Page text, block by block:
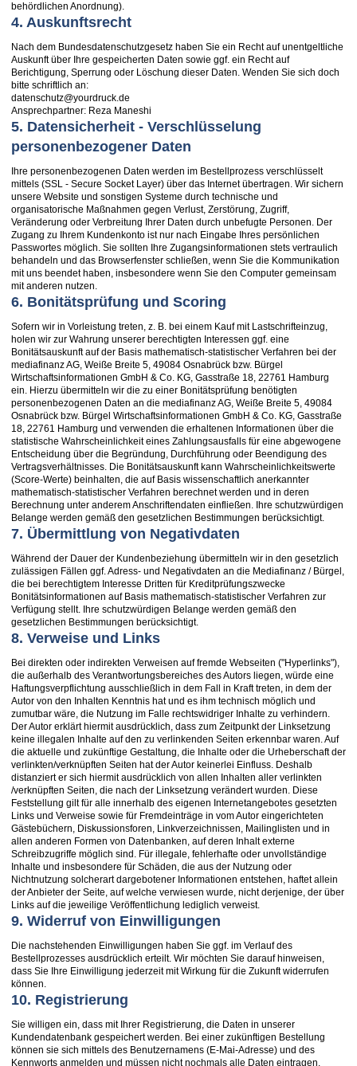
behördlichen Anordnung).
4. Auskunftsrecht
Nach dem Bundesdatenschutzgesetz haben Sie ein Recht auf unentgeltliche
Auskunft über Ihre gespeicherten Daten sowie ggf. ein Recht auf
Berichtigung, Sperrung oder Löschung dieser Daten. Wenden Sie sich doch
bitte schriftlich an:
datenschutz@yourdruck.de
Ansprechpartner: Reza Maneshi
5. Datensicherheit - Verschlüsselung
personenbezogener Daten
Ihre personenbezogenen Daten werden im Bestellprozess verschlüsselt
mittels (SSL - Secure Socket Layer) über das Internet übertragen. Wir sichern
unsere Website und sonstigen Systeme durch technische und
organisatorische Maßnahmen gegen Verlust, Zerstörung, Zugriff,
Veränderung oder Verbreitung Ihrer Daten durch unbefugte Personen. Der
Zugang zu Ihrem Kundenkonto ist nur nach Eingabe Ihres persönlichen
Passwortes möglich. Sie sollten Ihre Zugangsinformationen stets vertraulich
behandeln und das Browserfenster schließen, wenn Sie die Kommunikation
mit uns beendet haben, insbesondere wenn Sie den Computer gemeinsam
mit anderen nutzen.
6. Bonitätsprüfung und Scoring
Sofern wir in Vorleistung treten, z. B. bei einem Kauf mit Lastschrifteinzug,
holen wir zur Wahrung unserer berechtigten Interessen ggf. eine
Bonitätsauskunft auf der Basis mathematisch-statistischer Verfahren bei der
mediafinanz AG, Weiße Breite 5, 49084 Osnabrück bzw. Bürgel
Wirtschaftsinformationen GmbH & Co. KG, Gasstraße 18, 22761 Hamburg
ein. Hierzu übermitteln wir die zu einer Bonitätsprüfung benötigten
personenbezogenen Daten an die mediafinanz AG, Weiße Breite 5, 49084
Osnabrück bzw. Bürgel Wirtschaftsinformationen GmbH & Co. KG, Gasstraße
18, 22761 Hamburg und verwenden die erhaltenen Informationen über die
statistische Wahrscheinlichkeit eines Zahlungsausfalls für eine abgewogene
Entscheidung über die Begründung, Durchführung oder Beendigung des
Vertragsverhältnisses. Die Bonitätsauskunft kann Wahrscheinlichkeitswerte
(Score-Werte) beinhalten, die auf Basis wissenschaftlich anerkannter
mathematisch-statistischer Verfahren berechnet werden und in deren
Berechnung unter anderem Anschriftendaten einfließen. Ihre schutzwürdigen
Belange werden gemäß den gesetzlichen Bestimmungen berücksichtigt.
7. Übermittlung von Negativdaten
Während der Dauer der Kundenbeziehung übermitteln wir in den gesetzlich
zulässigen Fällen ggf. Adress- und Negativdaten an die Mediafinanz / Bürgel,
die bei berechtigtem Interesse Dritten für Kreditprüfungszwecke
Bonitätsinformationen auf Basis mathematisch-statistischer Verfahren zur
Verfügung stellt. Ihre schutzwürdigen Belange werden gemäß den
gesetzlichen Bestimmungen berücksichtigt.
8. Verweise und Links
Bei direkten oder indirekten Verweisen auf fremde Webseiten ("Hyperlinks"),
die außerhalb des Verantwortungsbereiches des Autors liegen, würde eine
Haftungsverpflichtung ausschließlich in dem Fall in Kraft treten, in dem der
Autor von den Inhalten Kenntnis hat und es ihm technisch möglich und
zumutbar wäre, die Nutzung im Falle rechtswidriger Inhalte zu verhindern.
Der Autor erklärt hiermit ausdrücklich, dass zum Zeitpunkt der Linksetzung
keine illegalen Inhalte auf den zu verlinkenden Seiten erkennbar waren. Auf
die aktuelle und zukünftige Gestaltung, die Inhalte oder die Urheberschaft der
verlinkten/verknüpften Seiten hat der Autor keinerlei Einfluss. Deshalb
distanziert er sich hiermit ausdrücklich von allen Inhalten aller verlinkten
/verknüpften Seiten, die nach der Linksetzung verändert wurden. Diese
Feststellung gilt für alle innerhalb des eigenen Internetangebotes gesetzten
Links und Verweise sowie für Fremdeinträge in vom Autor eingerichteten
Gästebüchern, Diskussionsforen, Linkverzeichnissen, Mailinglisten und in
allen anderen Formen von Datenbanken, auf deren Inhalt externe
Schreibzugriffe möglich sind. Für illegale, fehlerhafte oder unvollständige
Inhalte und insbesondere für Schäden, die aus der Nutzung oder
Nichtnutzung solcherart dargebotener Informationen entstehen, haftet allein
der Anbieter der Seite, auf welche verwiesen wurde, nicht derjenige, der über
Links auf die jeweilige Veröffentlichung lediglich verweist.
9. Widerruf von Einwilligungen
Die nachstehenden Einwilligungen haben Sie ggf. im Verlauf des
Bestellprozesses ausdrücklich erteilt. Wir möchten Sie darauf hinweisen,
dass Sie Ihre Einwilligung jederzeit mit Wirkung für die Zukunft widerrufen
können.
10. Registrierung
Sie willigen ein, dass mit Ihrer Registrierung, die Daten in unserer
Kundendatenbank gespeichert werden. Bei einer zukünftigen Bestellung
können sie sich mittels des Benutzernamens (E-Mai-Adresse) und des
Kennworts anmelden und müssen nicht nochmals alle Daten eintragen.